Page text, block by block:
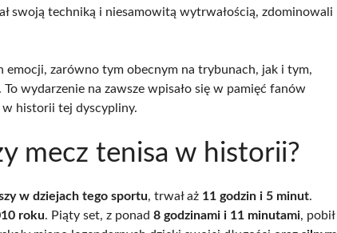
swoją techniką i niesamowitą wytrwałością, zdominowali
emocji, zarówno tym obecnym na trybunach, jak i tym,
wydarzenie na zawsze wpisało się w pamięć fanów
w historii tej dyscypliny.
mecz tenisa w historii?
w dziejach tego sportu, trwał aż 11 godzin i 5 minut.
roku. Piąty set, z ponad 8 godzinami i 11 minutami, pobił